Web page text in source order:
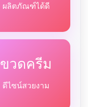
ผลิตภัณฑ์ได้ดี
ขวดครีม
ดีไซน์สวยงาม